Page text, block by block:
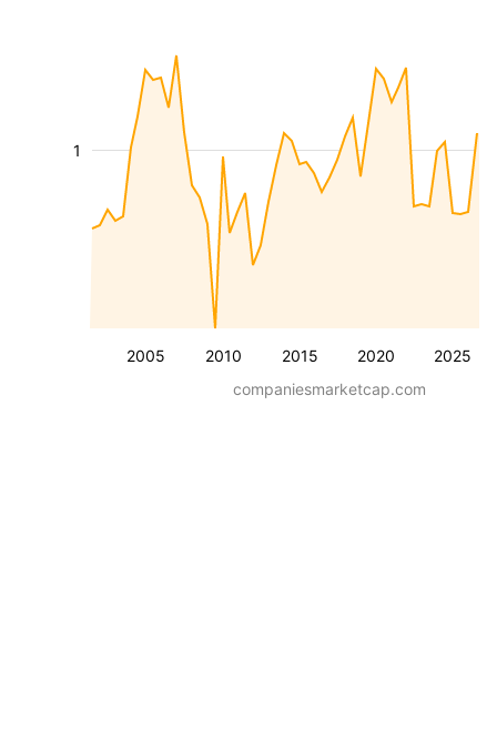
2005 2010 2015 2020 2025
1
companiesmarketcap.com